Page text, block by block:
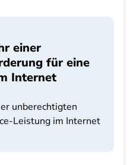
einer
für eine
Internet
unberechtigten
Leistung im Internet